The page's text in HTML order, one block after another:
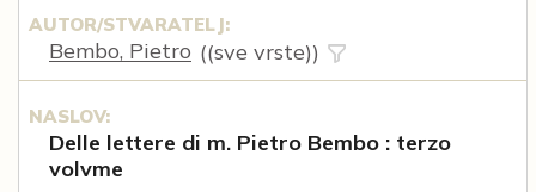
AUTOR/STVARATELJ:
Bembo, Pietro ((sve vrste))
NASLOV:
Delle lettere di m. Pietro Bembo : terzo
volvme